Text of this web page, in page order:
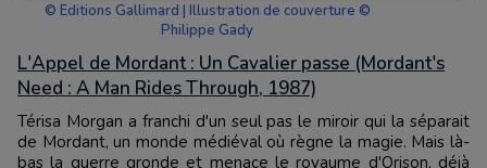
© Editions Gallimard | Illustration de couverture ©
Philippe Gady
L'Appel de Mordant : Un Cavalier passe (Mordant's
Need : A Man Rides Through, 1987)
Térisa Morgan a franchi d'un seul pas le miroir qui la séparait
de Mordant, un monde médiéval où règne la magie. Mais là-
bas la guerre gronde et menace le royaume d'Orison, déjà